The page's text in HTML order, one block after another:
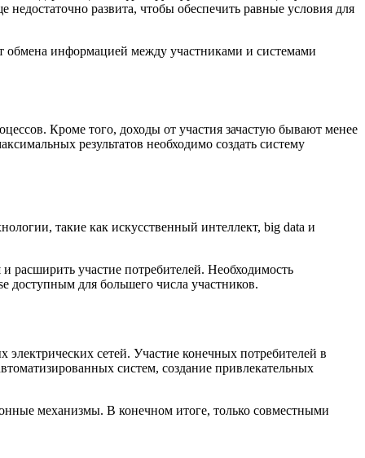
развита, чтобы обеспечить равные условия для
обмена информацией между участниками и системами
Кроме того, доходы от участия зачастую бывают менее
результатов необходимо создать систему
такие как искусственный интеллект, big data и
расширить участие потребителей. Необходимость
доступным для большего числа участников.
сетей. Участие конечных потребителей в
систем, создание привлекательных
механизмы. В конечном итоге, только совместными